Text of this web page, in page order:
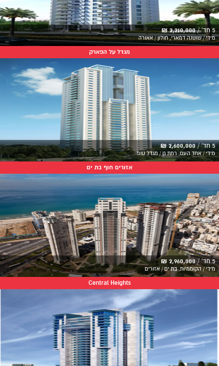
5 חד' / 2,210,000 ₪
מידי / שושנה דמארי, חולון / אאורה
מגדל על הפארק
5 חד' / 2,600,000 ₪
מידי / אחד העם, רמת גן / מגדל טופ
אזורים חוף בת ים
5 חד' / 2,960,000 ₪
מידי / הקוממיות, בת ים / אזורים
Central Heights